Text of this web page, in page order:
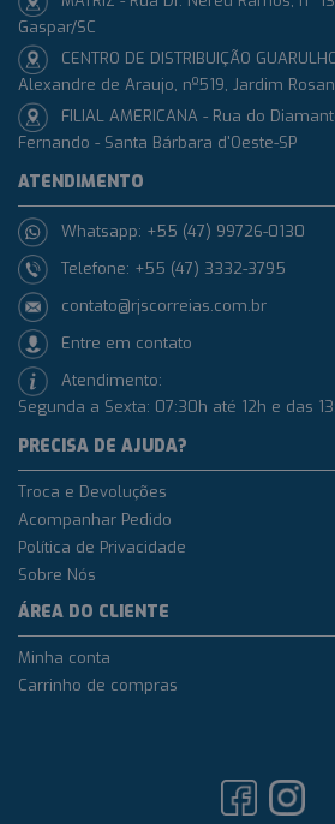
Gaspar/SC
CENTRO DE DISTRIBUIÇÃO
Alexandre de Araujo, nº519, Jardim
FILIAL AMERICANA - Rua do
Fernando - Santa Bárbara d'Oeste-SP
ATENDIMENTO
Whatsapp: +55 (47) 99726-0130
Telefone: +55 (47) 3332-3795
contato@rjscorreias.com.br
Entre em contato
Atendimento:
Segunda a Sexta: 07:30h até 12h e das
PRECISA DE AJUDA?
Troca e Devoluções
Acompanhar Pedido
Política de Privacidade
Sobre Nós
ÁREA DO CLIENTE
Minha conta
Carrinho de compras